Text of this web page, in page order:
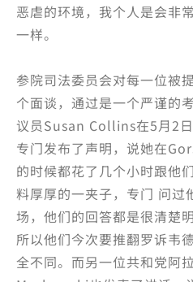
恶虐的环境，我个人是会非
一样。
参院司法委员会对每一位被
个面谈，通过是一个严谨的
议员Susan Collins在5月2日
专门发布了声明，说她在
的时候都花了几个小时跟他
料厚厚的一夹子，专门 问过
场，他们的回答都是很清楚
所以他们今次要推翻罗诉韦
全不同。而另一位共和党阿